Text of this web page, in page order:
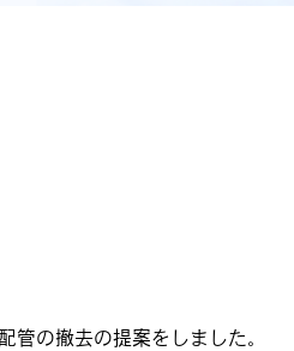
管の撤去の提案をしました。